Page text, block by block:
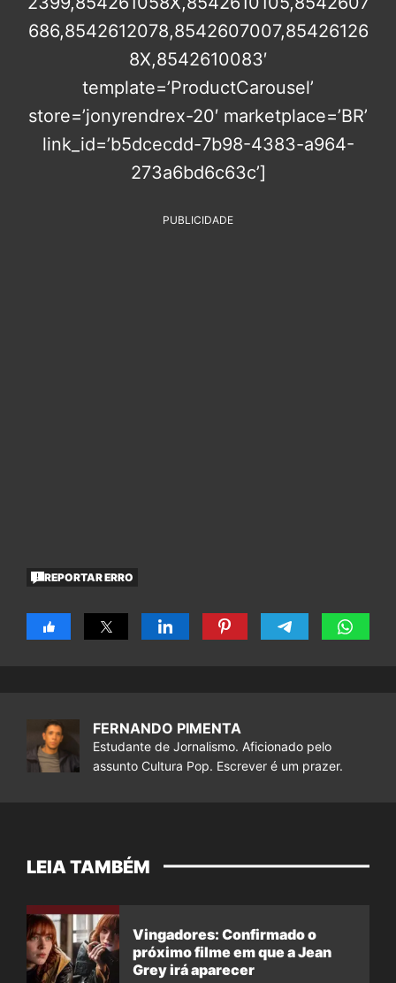
686,8542612078,8542607007,85426126
8X,8542610083′
template=’ProductCarousel’
store=’jonyrendrex-20′ marketplace=’BR’
link_id=’b5dcecdd-7b98-4383-a964-
273a6bd6c63c’]
PUBLICIDADE
REPORTAR ERRO
FERNANDO PIMENTA
Estudante de Jornalismo. Aficionado pelo
assunto Cultura Pop. Escrever é um prazer.
LEIA TAMBÉM
Vingadores: Confirmado o
próximo filme em que a Jean
Grey irá aparecer